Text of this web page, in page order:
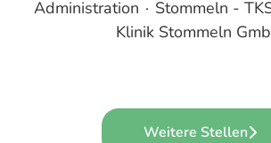
Administration · Stommeln -
Klinik Stommeln
Weitere Stellen